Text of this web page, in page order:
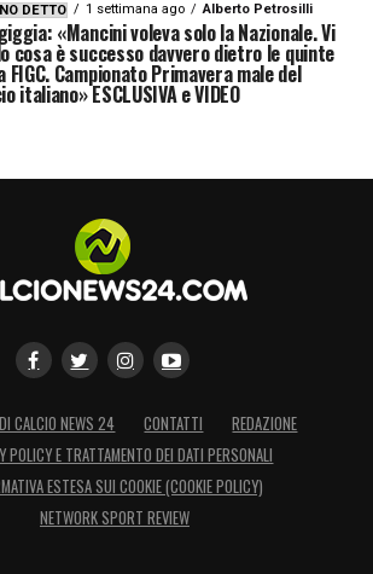
DETTO 1 settimana ago Alberto Petrosilli
«Mancini voleva solo la Nazionale. Vi
cosa è successo davvero dietro le quinte
FIGC. Campionato Primavera male del
italiano» ESCLUSIVA e VIDEO
CALCIO NEWS 24 CONTATTI
REDAZIONE
POLICY E TRATTAMENTO DEI DATI PERSONALI
ESTESA SUI COOKIE (COOKIE POLICY)
NETWORK SPORT REVIEW